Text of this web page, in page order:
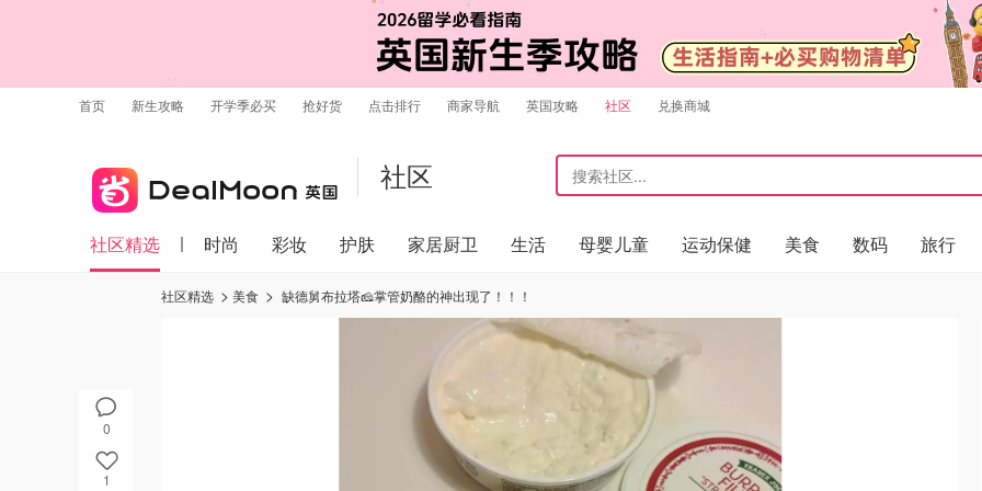
首页 新生攻略 开学季必买 抢好货 点击排行 商家导航 英国攻略 社区 兑换商城
社区
社区精选 时尚 彩妆 护肤 家居厨卫 生活 母婴儿童 运动保健 美食 数码 旅行
0
1
社区精选 美食 缺德舅布拉塔🧀掌管奶酪的神出现了！！！